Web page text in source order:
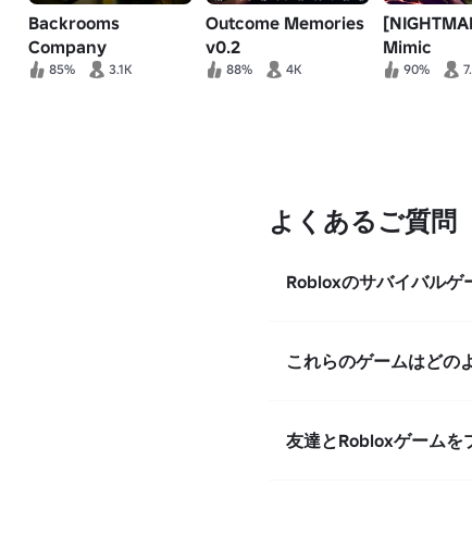
Backrooms
Company
85% 3.1K
Outcome Memories
v0.2
88% 4K
Mimic
90%
よくあるご質問
Robloxのサバイバルゲ
これらのゲームはどの
友達とRobloxゲームを